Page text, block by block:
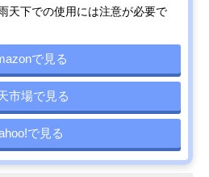
天下での使用には注意が必要で
で見る
市場で見る
で見る